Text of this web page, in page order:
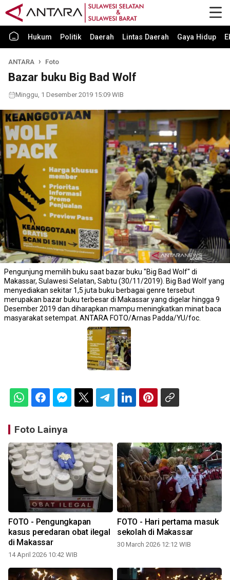
Hukum Politik Daerah Lintas Daerah Gaya Hidup
ANTARA Foto
Bazar buku Big Bad Wolf
Minggu, 1 Desember 2019 15:09 WIB
Pengunjung memilih buku saat bazar buku "Big Bad Wolf" di
Makassar, Sulawesi Selatan, Sabtu (30/11/2019). Big Bad Wolf yang
menyediakan sekitar 1,5 juta buku berbagai genre tersebut
merupakan bazar buku terbesar di Makassar yang digelar hingga 9
Desember 2019 dan diharapkan mampu meningkatkan minat baca
masyarakat setempat. ANTARA FOTO/Arnas Padda/YU/foc.
Foto Lainya
FOTO - Pengungkapan
kasus peredaran obat ilegal
di Makassar
14 April 2026 10:42 WIB
FOTO - Hari pertama masuk
sekolah di Makassar
30 March 2026 12:12 WIB